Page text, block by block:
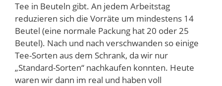
Tee in Beuteln gibt. An jedem Arbeitstag
reduzieren sich die Vorräte um mindestens 14
Beutel (eine normale Packung hat 20 oder 25
Beutel). Nach und nach verschwanden so einige
Tee-Sorten aus dem Schrank, da wir nur
„Standard-Sorten“ nachkaufen konnten. Heute
waren wir dann im real und haben voll